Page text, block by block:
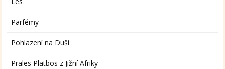
Parfémy
Pohlazení na Duši
Prales Platbos z Jižní Afriky